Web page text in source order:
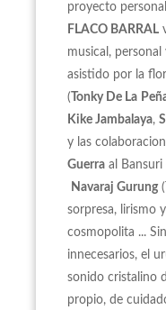
proyecto
FLACO BARRAL
musical,
asistido por la
( Tonky De La
Kike Jambalaya,
y las
Guerra al
Navaraj Gurung
sorpresa, lirismo
cosmopolita ...
innecesarios, el
sonido cristalino
propio, de